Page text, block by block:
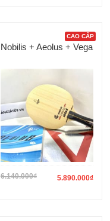
Nobilis + Aeolus + Vega
6.140.000₫ 5.890.000₫
CAO CẤP